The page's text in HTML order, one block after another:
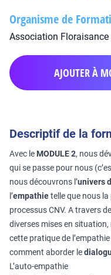
Organisme de
Association Floraisance
AJOUTER À
Descriptif de la
Avec le MODULE 2, nous
qui se passe pour nous
nous découvrons l’univers
l’empathietelle que nous
processus CNV. A travers
diverses mises en
cette pratique de
comment aborder le
L’auto-empathie